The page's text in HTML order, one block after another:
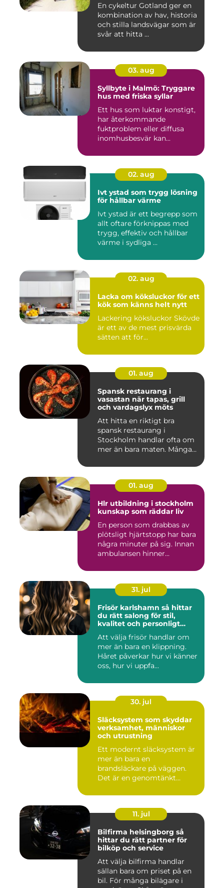
En cykeltur Gotland ger en
kombination av hav, historia
och stilla landsvägar som är
svår att hitta ...
03. aug
Syllbyte i Malmö: Tryggare
hus med friska syllar
Ett hus som luktar konstigt,
har återkommande
fuktproblem eller diffusa
inomhusbesvär kan...
02. aug
Ivt ystad som trygg lösning
för hållbar värme
Ivt ystad är ett begrepp som
allt oftare förknippas med
trygg, effektiv och hållbar
värme i sydliga ...
02. aug
Lacka om köksluckor för ett
kök som känns helt nytt
Lackering köksluckor Skövde
är ett av de mest prisvärda
sätten att för...
01. aug
Spansk restaurang i
vasastan när tapas, grill
och vardagslyx möts
Att hitta en riktigt bra
spansk restaurang i
Stockholm handlar ofta om
mer än bara maten. Många
01. aug
Hlr utbildning i stockholm
kunskap som räddar liv
En person som drabbas av
plötsligt hjärtstopp har bara
några minuter på sig. Innan
ambulansen hinner...
31. jul
Frisör karlshamn så hittar
du rätt salong för stil,
kvalitet och personligt
Att välja frisör handlar om
mer än bara en klippning.
Håret påverkar hur vi känner
oss, hur vi uppfa...
30. jul
Släcksystem som skyddar
verksamhet, människor
och utrustning
Ett modernt släcksystem är
mer än bara en
brandsläckare på väggen.
Det är en genomtänkt
11. jul
Bilfirma helsingborg så
hittar du rätt partner för
bilköp och service
Att välja bilfirma handlar
sällan bara om priset på en
bil. För många bilägare i